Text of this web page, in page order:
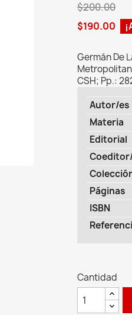
$200.00
$190.00
Germán De
CSH; Pp.:
Autor/es
Materia
Editorial
Páginas
ISBN
Cantidad